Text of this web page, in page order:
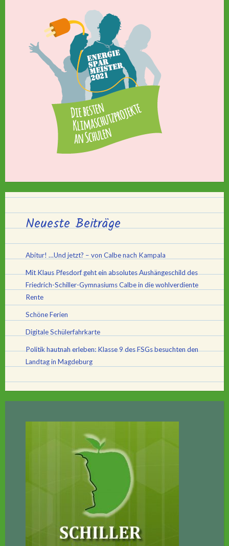
Neueste Beiträge
Abitur! …Und jetzt? – von Calbe nach Kampala
Mit Klaus Pfesdorf geht ein absolutes Aushängeschild des
Friedrich-Schiller-Gymnasiums Calbe in die wohlverdiente
Rente
Schöne Ferien
Digitale Schülerfahrkarte
Politik hautnah erleben: Klasse 9 des FSGs besuchten den
Landtag in Magdeburg